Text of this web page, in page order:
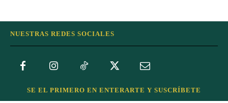
NUESTRAS REDES SOCIALES
SE EL PRIMERO EN ENTERARTE Y SUSCRÍBETE